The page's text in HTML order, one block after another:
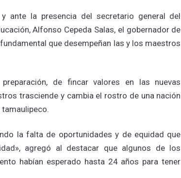
ante la presencia del secretario general del
Alfonso Cepeda Salas, el gobernador de
que desempeñan las y los maestros
de fincar valores en las nuevas
trasciende y cambia el rostro de una nación
la falta de oportunidades y de equidad que
agregó al destacar que algunos de los
habían esperado hasta 24 años para tener